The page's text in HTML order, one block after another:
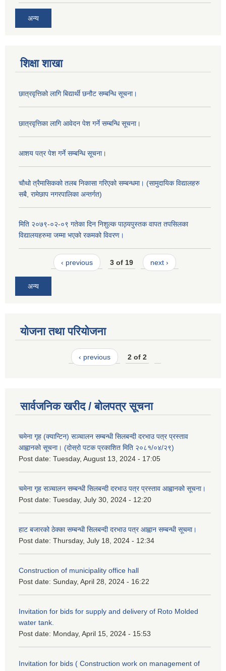
अन्य
शिक्षा शाखा
छात्रवृत्तिको लागि बिद्यार्थी छनौट सम्बन्धि सूचना।
छात्रवृत्तिका लागि आवेदन पेश गर्ने सम्बन्धि सूचना।
आशय पत्र पेश गर्ने सम्बन्धि सूचना।
चौथो त्रैमासिकको तलब निकासा गरिएको सम्बन्धमा। (सामुदायिक विद्यालहरु
सबै, रामेछाप नगरपालिका अन्तर्गत)
मिति २०७९-०२-०९ गतेका दिन निशुल्क पाठ्यपुस्तक वापत तपसिलका
विद्यालयहरुमा जम्मा भएको रकमको विवरण।
‹ previous 3 of 19 next ›
अन्य
योजना तथा परियोजना
‹ previous 2 of 2
सार्वजनिक खरीद / बोलपत्र सूचना
चमेना गृह (क्यान्टिन) सञ्चालन सम्बन्धी सिलबन्दी दरभाउ पत्र प्रस्ताव
आह्वानको सूचना। (दोस्रो पटक प्रकाशित मिति २०८१/०४/२९)
Post date: Tuesday, August 13, 2024 - 17:05
चमेना गृह सञ्चालन सम्बन्धी सिलबन्दी दरभाउ पत्र प्रस्ताव आह्वानको सूचना।
Post date: Tuesday, July 30, 2024 - 12:20
हाट बजारको ठेक्का सम्बन्धी सिलबन्दी दरभाउ पत्र आह्वान सम्बन्धी सूचमा।
Post date: Thursday, July 18, 2024 - 12:34
Construction of municipality office hall
Post date: Sunday, April 28, 2024 - 16:22
Invitation for bids for supply and delivery of Roto Molded
water tank.
Post date: Monday, April 15, 2024 - 15:53
Invitation for bids ( Construction work on management of